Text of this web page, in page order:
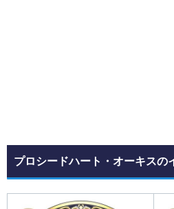
プロシードハート・オーキスの